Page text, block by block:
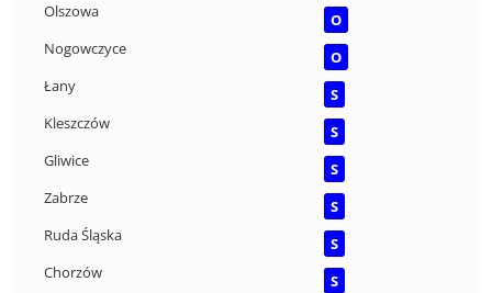
Olszowa
O
Nogowczyce
O
Łany
S
Kleszczów
S
Gliwice
S
Zabrze
S
Ruda Śląska
S
Chorzów
S